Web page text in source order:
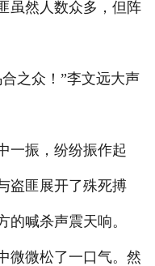
虽然人数众多，但阵
之众！”李文远大声
一振，纷纷振作起
盗匪展开了殊死搏
喊杀声震天响。
微微松了一口气。然